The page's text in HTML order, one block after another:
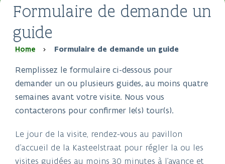
Formulaire de demande un
guide
Kruimelpad
Home Formulaire de demande un guide
Remplissez le formulaire ci-dessous pour
demander un ou plusieurs guides, au moins quatre
semaines avant votre visite. Nous vous
contacterons pour confirmer le(s) tour(s).
Le jour de la visite, rendez-vous au pavillon
d'accueil de la Kasteelstraat pour régler la ou les
visites guidées au moins 30 minutes à l'avance et